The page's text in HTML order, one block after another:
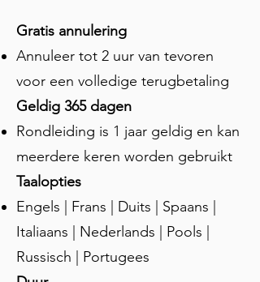
Westgate Tower markeert de westelijke
ingang van de stad en is de enige van
de oorspronkelijke zeven poorten van
Canterbury die nog overeind staat. Het
is gemaakt van lokale Kentse
zandsteen en verving een eerdere
Romeinse poort. Het heeft belangrijke
historische gebeurtenissen
meegemaakt, waaronder de Engelse
Burgeroorlog, toen het werd gebruikt
als gevangenis. Er waren ook enkele
vreemde gebruiken: Tijdens zijn tijd als
gevangenis mochten bepaalde
Gratis annulering
Annuleer tot 2 uur van tevoren
voor een volledige terugbetaling
Geldig 365 dagen
Rondleiding is 1 jaar geldig en kan
meerdere keren worden gebruikt
Taalopties
Engels | Frans | Duits | Spaans |
Italiaans | Nederlands | Pools |
Russisch | Portugees